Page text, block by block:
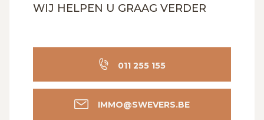
WIJ HELPEN U GRAAG VERDER
011 255 155
IMMO@SWEVERS.BE